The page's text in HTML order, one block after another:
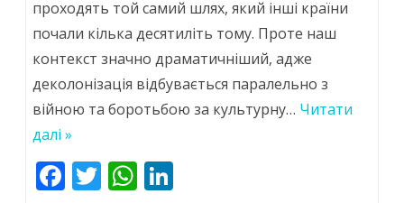
фондів:
як
бібліотека
формує
культурну
ідентичність
проходять той самий шлях, який інші країни
почали кілька десятиліть тому. Проте наш
контекст значно драматичніший, адже
деколонізація відбувається паралельно з
війною та боротьбою за культурну… Читати
далі »
F T W